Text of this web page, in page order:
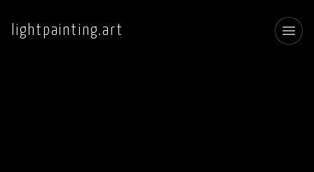
lightpainting.art